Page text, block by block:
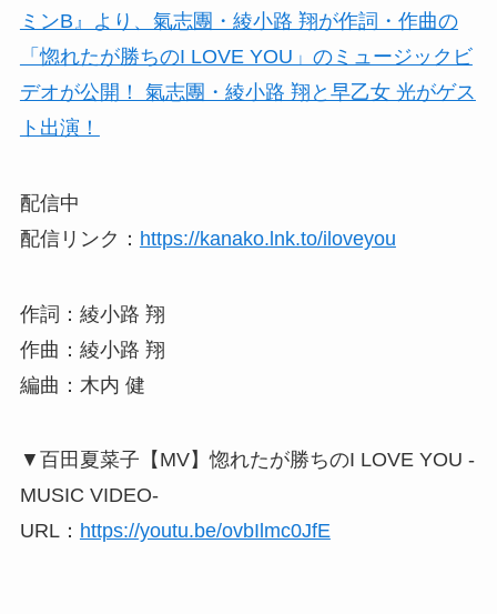
配信中
配信リンク： https://kanako.lnk.to/iloveyou
作詞：綾小路 翔
作曲：綾小路 翔
編曲：木内 健
▼百田夏菜子【MV】惚れたが勝ちのI LOVE YOU -
MUSIC VIDEO-
URL： https://youtu.be/ovbIlmc0JfE